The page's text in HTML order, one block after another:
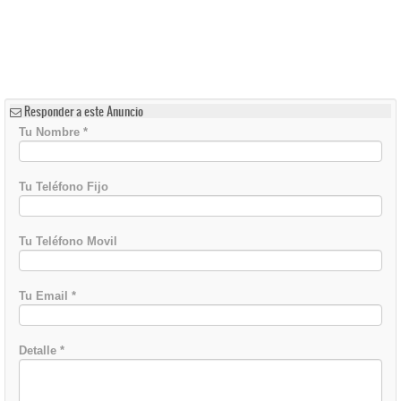
Responder a este Anuncio
Tu Nombre *
Tu Teléfono Fijo
Tu Teléfono Movil
Tu Email *
Detalle *